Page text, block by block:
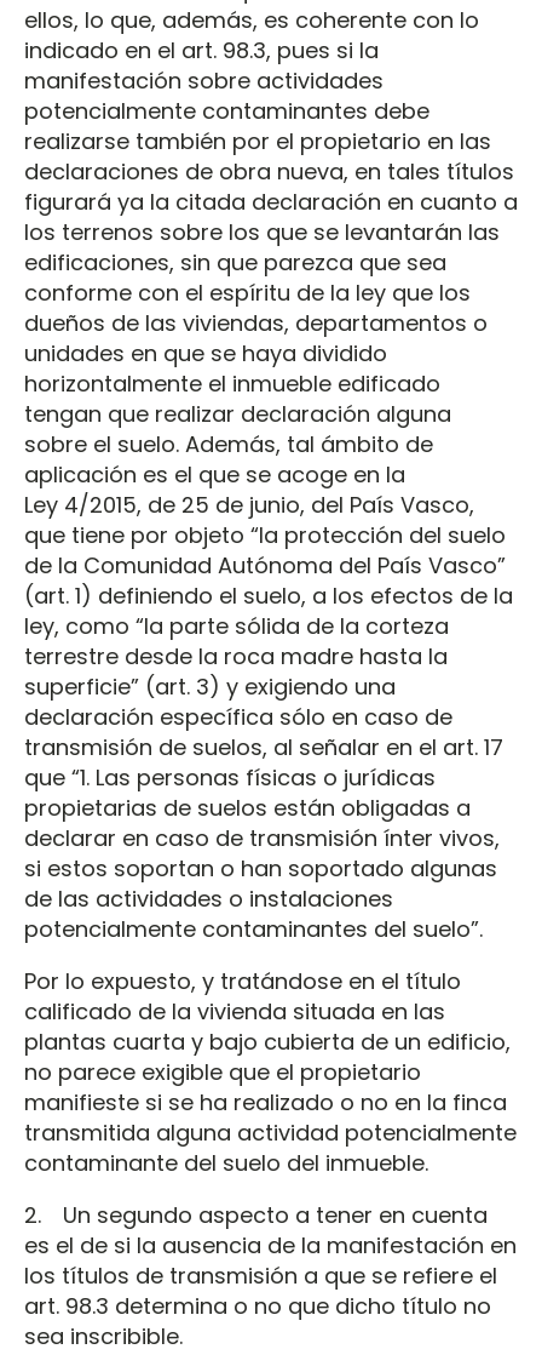
ellos, lo que, además, es coherente con lo
indicado en el art. 98.3, pues si la
manifestación sobre actividades
potencialmente contaminantes debe
realizarse también por el propietario en las
declaraciones de obra nueva, en tales títulos
figurará ya la citada declaración en cuanto a
los terrenos sobre los que se levantarán las
edificaciones, sin que parezca que sea
conforme con el espíritu de la ley que los
dueños de las viviendas, departamentos o
unidades en que se haya dividido
horizontalmente el inmueble edificado
tengan que realizar declaración alguna
sobre el suelo. Además, tal ámbito de
aplicación es el que se acoge en la
Ley 4/2015, de 25 de junio, del País Vasco,
que tiene por objeto “la protección del suelo
de la Comunidad Autónoma del País Vasco”
(art. 1) definiendo el suelo, a los efectos de la
ley, como “la parte sólida de la corteza
terrestre desde la roca madre hasta la
superficie” (art. 3) y exigiendo una
declaración específica sólo en caso de
transmisión de suelos, al señalar en el art. 17
que “1. Las personas físicas o jurídicas
propietarias de suelos están obligadas a
declarar en caso de transmisión ínter vivos,
si estos soportan o han soportado algunas
de las actividades o instalaciones
potencialmente contaminantes del suelo”.
Por lo expuesto, y tratándose en el título
calificado de la vivienda situada en las
plantas cuarta y bajo cubierta de un edificio,
no parece exigible que el propietario
manifieste si se ha realizado o no en la finca
transmitida alguna actividad potencialmente
contaminante del suelo del inmueble.
2. Un segundo aspecto a tener en cuenta
es el de si la ausencia de la manifestación en
los títulos de transmisión a que se refiere el
art. 98.3 determina o no que dicho título no
sea inscribible.